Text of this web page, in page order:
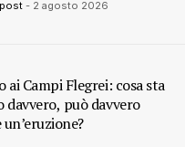
- 2 agosto 2026
ai Campi Flegrei: cosa sta
davvero, può davvero